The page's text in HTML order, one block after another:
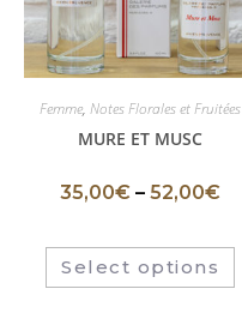
Femme, Notes Florales et Fruitées
MURE ET MUSC
35,00€ – 52,00€
Select options